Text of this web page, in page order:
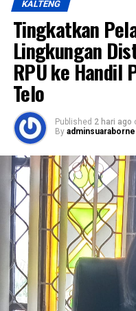
KALTENG
Tingkatkan
Lingkungan
RPU ke Handil
Telo
Published 2 hari ago
By